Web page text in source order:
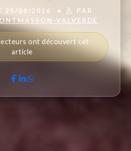
25/08/2016 •
PAR
VALVERDE
lecteurs ont découvert cet
article